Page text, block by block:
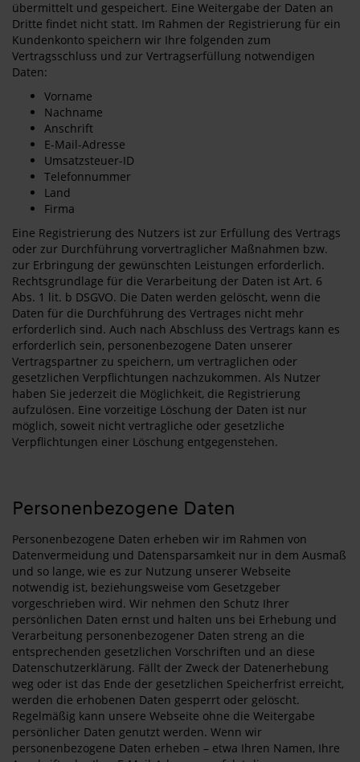
übermittelt und gespeichert. Eine Weitergabe der Daten an
Dritte findet nicht statt. Im Rahmen der Registrierung für ein
Kundenkonto speichern wir Ihre folgenden zum
Vertragsschluss und zur Vertragserfüllung notwendigen
Daten:
Vorname
Nachname
Anschrift
E-Mail-Adresse
Umsatzsteuer-ID
Telefonnummer
Land
Firma
Eine Registrierung des Nutzers ist zur Erfüllung des Vertrags
oder zur Durchführung vorvertraglicher Maßnahmen bzw.
zur Erbringung der gewünschten Leistungen erforderlich.
Rechtsgrundlage für die Verarbeitung der Daten ist Art. 6
Abs. 1 lit. b DSGVO. Die Daten werden gelöscht, wenn die
Daten für die Durchführung des Vertrages nicht mehr
erforderlich sind. Auch nach Abschluss des Vertrags kann es
erforderlich sein, personenbezogene Daten unserer
Vertragspartner zu speichern, um vertraglichen oder
gesetzlichen Verpflichtungen nachzukommen. Als Nutzer
haben Sie jederzeit die Möglichkeit, die Registrierung
aufzulösen. Eine vorzeitige Löschung der Daten ist nur
möglich, soweit nicht vertragliche oder gesetzliche
Verpflichtungen einer Löschung entgegenstehen.
Personenbezogene Daten
Personenbezogene Daten erheben wir im Rahmen von
Datenvermeidung und Datensparsamkeit nur in dem Ausmaß
und so lange, wie es zur Nutzung unserer Webseite
notwendig ist, beziehungsweise vom Gesetzgeber
vorgeschrieben wird. Wir nehmen den Schutz Ihrer
persönlichen Daten ernst und halten uns bei Erhebung und
Verarbeitung personenbezogener Daten streng an die
entsprechenden gesetzlichen Vorschriften und an diese
Datenschutzerklärung. Fällt der Zweck der Datenerhebung
weg oder ist das Ende der gesetzlichen Speicherfrist erreicht,
werden die erhobenen Daten gesperrt oder gelöscht.
Regelmäßig kann unsere Webseite ohne die Weitergabe
persönlicher Daten genutzt werden. Wenn wir
personenbezogene Daten erheben – etwa Ihren Namen, Ihre